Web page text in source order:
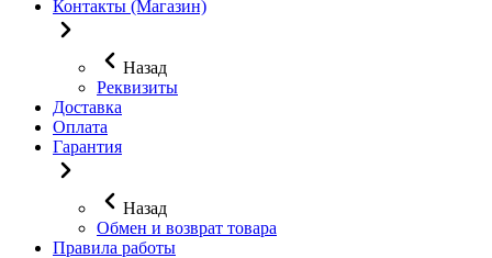
Контакты (Магазин)
Назад
Реквизиты
Доставка
Оплата
Гарантия
Назад
Обмен и возврат товара
Правила работы